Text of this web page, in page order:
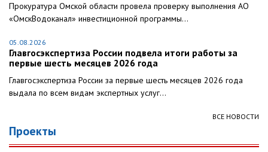
Прокуратура Омской области провела проверку выполнения АО
«ОмскВодоканал» инвестиционной программы...
05.08.2026
Главгосэкспертиза России подвела итоги работы за
первые шесть месяцев 2026 года
Главгосэкспертиза России за первые шесть месяцев 2026 года
выдала по всем видам экспертных услуг...
ВСЕ НОВОСТИ
Проекты